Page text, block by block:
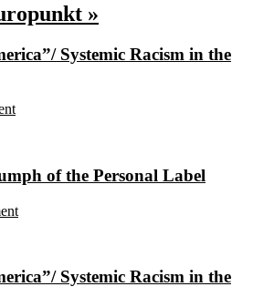
»
Systemic Racism in the
of the Personal Label
Systemic Racism in the